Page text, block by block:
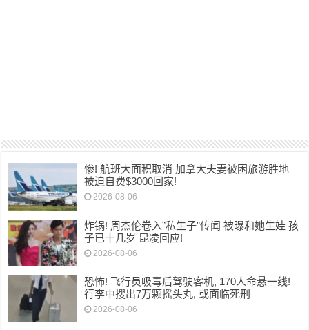
惨! 航班大面积取消 加拿大夫妻被困旅游胜地
被迫自费$3000回家!
2026-08-06
炸锅! 周杰伦卷入”私生子”传闻 被曝和她生娃 孩
子已十几岁 昆凌回应!
2026-08-06
恐怖! 飞行员吸毒后驾驶客机, 170人命悬一线!
行李中搜出7万颗摇头丸, 或面临死刑
2026-08-06